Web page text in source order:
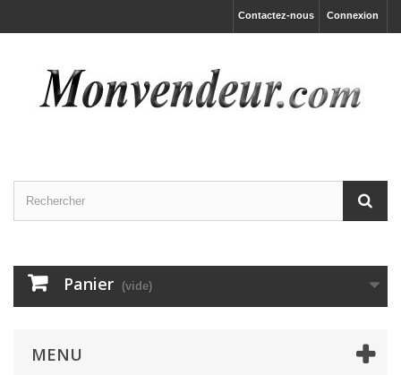
Connexion
Contactez-nous
Panier (vide)
MENU